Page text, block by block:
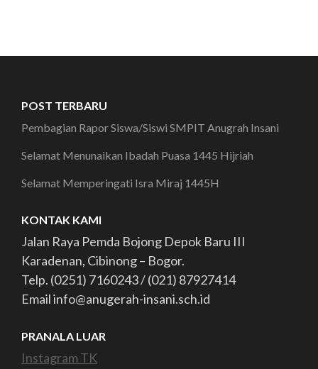
POST TERBARU
Pembagian Rapor Siswa/Siswi SMPIT Anugrah Insani
Selamat Menunaikan Ibadah Puasa 1445 Hijriah
Selamat Memperingati Isra Miraj 1445H
KONTAK KAMI
Jalan Raya Pemda Bojong Depok Baru III
Karadenan, Cibinong – Bogor.
Telp. (0251) 7160243 / (021) 87927414
Email info@anugerah-insani.sch.id
PRANALA LUAR
Instagram TK